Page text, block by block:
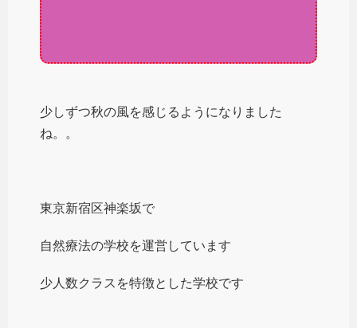
少しずつ秋の風を感じるようになりました
ね。。
東京新宿区神楽坂で
自然療法の学校を運営しています
少人数クラスを特徴とした学校です